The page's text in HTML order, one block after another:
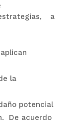
a
la
potencial
De acuerdo